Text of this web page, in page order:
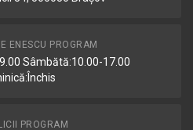
ENESCU PROGRAM
Sâmbătă:10.00-17.00
PROGRAM